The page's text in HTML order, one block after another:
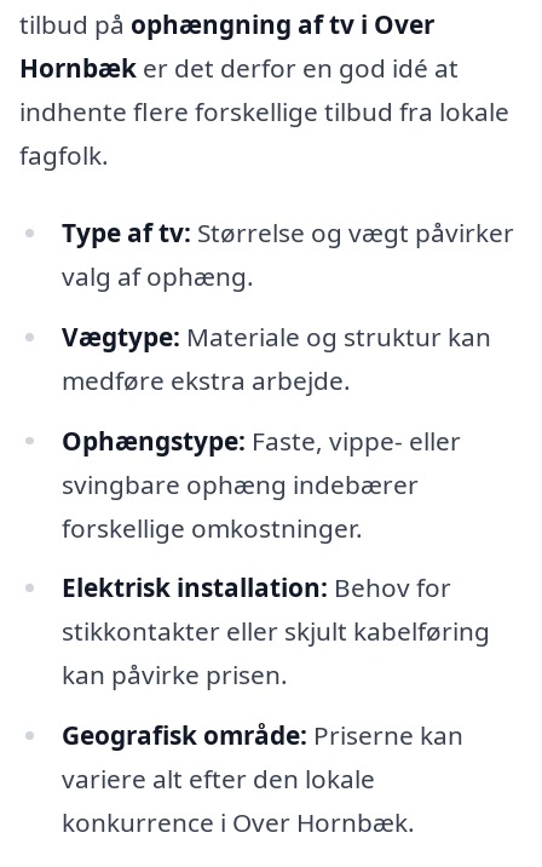
tilbud på ophængning af tv i Over
Hornbæk er det derfor en god idé at
indhente flere forskellige tilbud fra lokale
fagfolk.
Type af tv: Størrelse og vægt påvirker
valg af ophæng.
Vægtype: Materiale og struktur kan
medføre ekstra arbejde.
Ophængstype: Faste, vippe- eller
svingbare ophæng indebærer
forskellige omkostninger.
Elektrisk installation: Behov for
stikkontakter eller skjult kabelføring
kan påvirke prisen.
Geografisk område: Priserne kan
variere alt efter den lokale
konkurrence i Over Hornbæk.